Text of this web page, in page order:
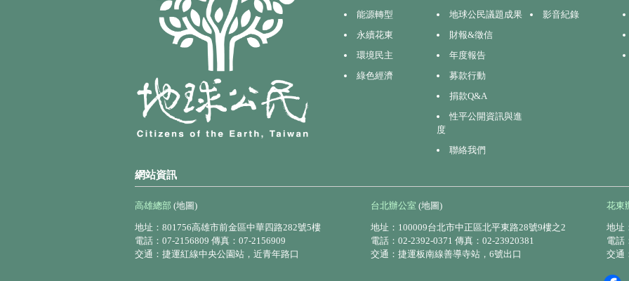
能源轉型
永續花東
環境民主
綠色經濟
地球公民議題成果
財報&徵信
年度報告
募款行動
捐款Q&A
性平公開資訊與進
度
聯絡我們
影音紀錄
網站資訊
高雄總部 (地圖)
地址：801756高雄市前金區中華四路282號5樓
電話：07-2156809 傳真：07-2156909
交通：捷運紅線中央公園站，近青年路口
台北辦公室 (地圖)
地址：100009台北市中正區北平東路28號9樓之2
電話：02-2392-0371 傳真：02-23920381
交通：捷運板南線善導寺站，6號出口
花東
地址
電話
交通